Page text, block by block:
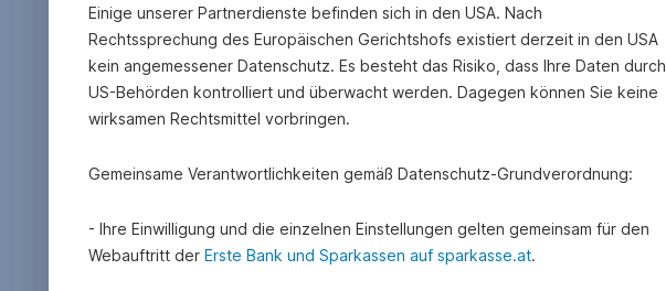
Einige unserer Partnerdienste befinden sich in den USA. Nach
Rechtssprechung des Europäischen Gerichtshofs existiert derzeit in den USA
kein angemessener Datenschutz. Es besteht das Risiko, dass Ihre Daten durch
US-Behörden kontrolliert und überwacht werden. Dagegen können Sie keine
wirksamen Rechtsmittel vorbringen.
Gemeinsame Verantwortlichkeiten gemäß Datenschutz-Grundverordnung:
- Ihre Einwilligung und die einzelnen Einstellungen gelten gemeinsam für den
Webauftritt der Erste Bank und Sparkassen auf sparkasse.at.